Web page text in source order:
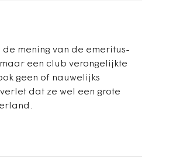
de mening van de emeritus-
een club verongelijkte
geen of nauwelijks
dat ze wel een grote